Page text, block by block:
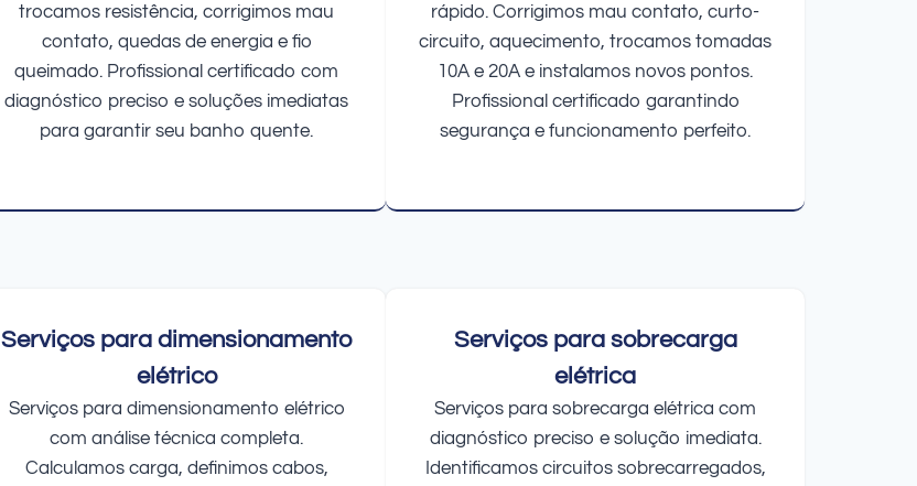
trocamos resistência, corrigimos mau
contato, quedas de energia e fio
queimado. Profissional certificado com
diagnóstico preciso e soluções imediatas
para garantir seu banho quente.
rápido. Corrigimos mau contato, curto-
circuito, aquecimento, trocamos tomadas
10A e 20A e instalamos novos pontos.
Profissional certificado garantindo
segurança e funcionamento perfeito.
Serviços para dimensionamento
elétrico
Serviços para dimensionamento elétrico
com análise técnica completa.
Calculamos carga, definimos cabos,
Serviços para sobrecarga
elétrica
Serviços para sobrecarga elétrica com
diagnóstico preciso e solução imediata.
Identificamos circuitos sobrecarregados,